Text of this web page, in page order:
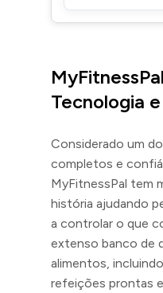
Tecnologia
Considerado um
completos e
MyFitnessPal tem
história ajudando
a controlar o que
extenso banco de
alimentos,
refeições prontas